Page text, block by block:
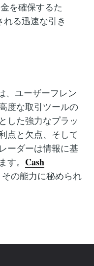
を確保するた
る迅速な引き
、ユーザーフレン
度な取引ツールの
した強力なプラッ
点と欠点、そして
ーダーは情報に基
。 Cash
の能力に秘められ